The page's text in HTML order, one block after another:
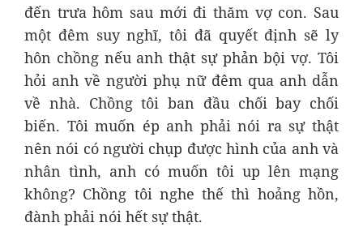
đến trưa hôm sau mới đi thăm vợ con. Sau
một đêm suy nghĩ, tôi đã quyết định sẽ ly
hôn chồng nếu anh thật sự phản bội vợ. Tôi
hỏi anh về người phụ nữ đêm qua anh dẫn
về nhà. Chồng tôi ban đầu chối bay chối
biến. Tôi muốn ép anh phải nói ra sự thật
nên nói có người chụp được hình của anh và
nhân tình, anh có muốn tôi up lên mạng
không? Chồng tôi nghe thế thì hoảng hồn,
đành phải nói hết sự thật.